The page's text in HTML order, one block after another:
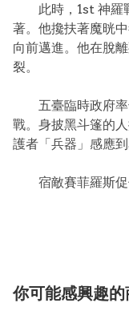
此時，1st 神羅戰
著。他攙扶著魔晄
向前邁進。他在脫
裂。
五臺臨時政府率
戰。身披黑斗篷的
護者「兵器」感應
宿敵賽菲羅斯促
你可能感興趣的